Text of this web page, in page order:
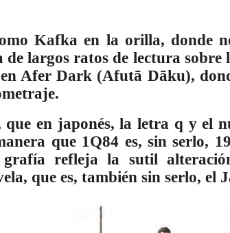
Kafka en la orilla, donde
de largos ratos de lectura
Afer Dark (Afutā Dāku),
que en japonés, la letra q y el
que 1Q84 es, sin serlo,
refleja la sutil
que es, también sin serlo, el